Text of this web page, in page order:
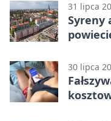
31 lipca
Syreny
30 lipca